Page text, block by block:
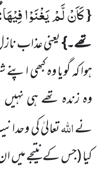
{كَاَنْ لَّمْ یَغْنَوْا فِیْهَا
تھے۔}یعنی عذاب
ہوا کہ گویا وہ کبھی
وہ زندہ تھے ہی
نےاللہتعالیٰ کی
کیا(جس کے نتیجے میں ان